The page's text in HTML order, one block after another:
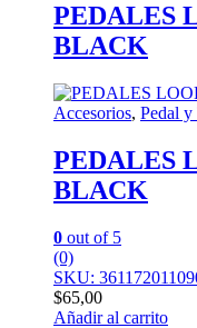
PEDALES
BLACK
Accesorios, Pedal y
PEDALES
BLACK
0 out of 5
(0)
SKU:
$65,00
Añadir al carrito